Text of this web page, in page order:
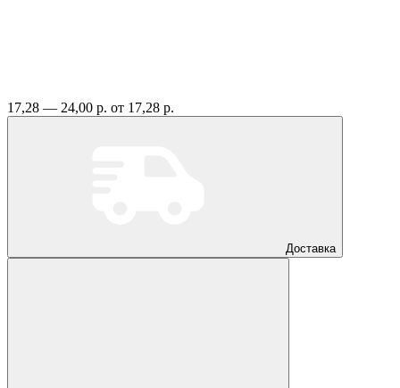
17,28 — 24,00 р. от 17,28 р.
Доставка